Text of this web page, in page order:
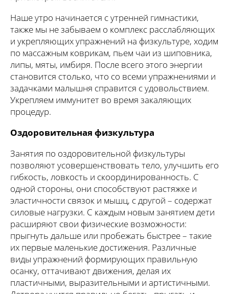
Наше утро начинается с утренней гимнастики,
также мы не забываем о комплекс расслабляющих
и укрепляющих упражнений на физкультуре, ходим
по массажным коврикам, пьем чаи из шиповника,
липы, мяты, имбиря. После всего этого энергии
становится столько, что со всеми упражнениями и
задачками малышня справится с удовольствием.
Укрепляем иммунитет во время закаляющих
процедур.
Оздоровительная физкультура
Занятия по оздоровительной физкультуры
позволяют усовершенствовать тело, улучшить его
гибкость, ловкость и скоординированность. С
одной стороны, они способствуют растяжке и
эластичности связок и мышц, с другой – содержат
силовые нагрузки. С каждым новым занятием дети
расширяют свои физические возможности:
прыгнуть дальше или пробежать быстрее – такие
их первые маленькие достижения. Различные
виды упражнений формирующих правильную
осанку, оттачивают движения, делая их
пластичными, выразительными и артистичными.